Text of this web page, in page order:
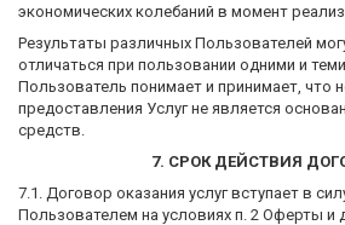
экономических колебаний в момент
Результаты различных Пользователей
отличаться при пользовании одними и
Пользователь понимает и принимает, что
предоставления Услуг не является
средств.
7. СРОК ДЕЙСТВИЯ
7.1. Договор оказания услуг вступает в
Пользователем на условиях п. 2 Оферты и